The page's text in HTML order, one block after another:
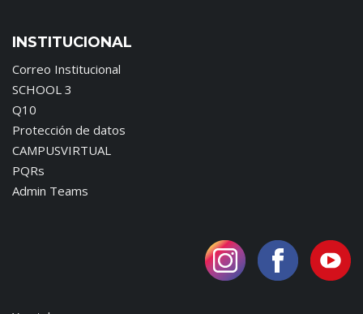
INSTITUCIONAL
Correo Institucional
SCHOOL 3
Q10
Protección de datos
CAMPUSVIRTUAL
PQRs
Admin Teams